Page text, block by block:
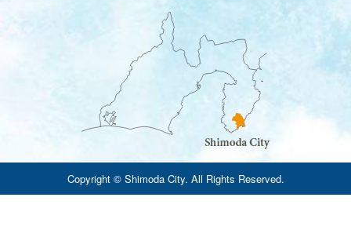
Copyright © Shimoda City. All Rights Reserved.